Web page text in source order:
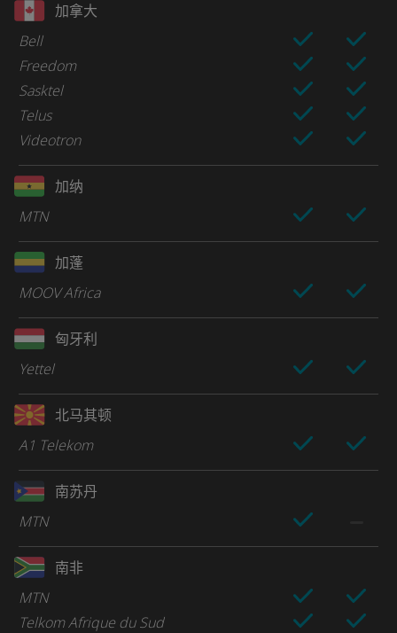
加拿大
Bell
Freedom
Sasktel
Telus
Videotron
加纳
MTN
加蓬
MOOV Africa
匈牙利
Yettel
北马其顿
A1 Telekom
南苏丹
MTN
南非
MTN
Telkom Afrique du Sud